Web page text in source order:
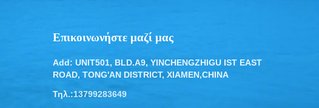
Επικοινωνήστε μαζί μας
Add: UNIT501, BLD.A9, YINCHENGZHIGU IST EAST
ROAD, TONG'AN DISTRICT, XIAMEN,CHINA
Τηλ.:13799283649